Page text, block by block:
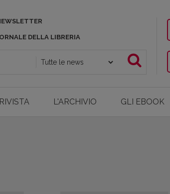
DELLA LIBRERIA
L'ARCHIVIO GLI EBOOK